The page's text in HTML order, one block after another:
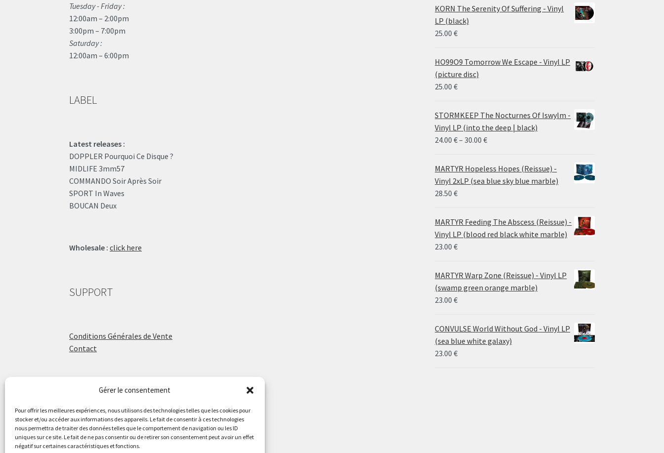
Gérer le consentement
Pour offrir les meilleures expériences, nous utilisons des technologies telles que les cookies pour
stocker et/ou accéder aux informations des appareils. Le fait de consentir à ces technologies
nous permettra de traiter des données telles que le comportement de navigation ou les ID
uniques sur ce site. Le fait de ne pas consentir ou de retirer son consentement peut avoir un effet
négatif sur certaines caractéristiques et fonctions.
Tuesday - Friday :
12:00am – 2:00pm
3:00pm – 7:00pm
Saturday :
12:00am – 6:00pm
LABEL
Latest releases :
DOPPLER Pourquoi Ce Disque ?
MIDLIFE 3mm57
COMMANDO Soir Après Soir
SPORT In Waves
BOUCAN Deux
Wholesale : click here
SUPPORT
Conditions Générales de Vente
Contact
ÉCOLE DE BATTERIE
Raphaël Aboulker
raphaelaboulker.com
KORN The Serenity Of Suffering - Vinyl
LP (black)
25.00€
HO99O9 Tomorrow We Escape - Vinyl LP
(picture disc)
25.00€
STORMKEEP The Nocturnes Of Iswylm -
Vinyl LP (into the deep | black)
24.00€– 30.00€Price
24.00 €
through
MARTYR Hopeless Hopes (Reissue) -
Vinyl 2xLP (sea blue sky blue marble)
28.50€
MARTYR Feeding The Abscess (Reissue) -
Vinyl LP (blood red black white marble)
23.00€
MARTYR Warp Zone (Reissue) - Vinyl LP
(swamp green orange marble)
23.00€
CONVULSE World Without God - Vinyl LP
(sea blue white galaxy)
23.00€